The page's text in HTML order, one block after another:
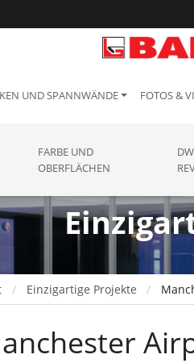
UND SPANNWÄNDE FOTOS &
FARBE UND
OBERFLÄCHEN
Einzigartige Projekte